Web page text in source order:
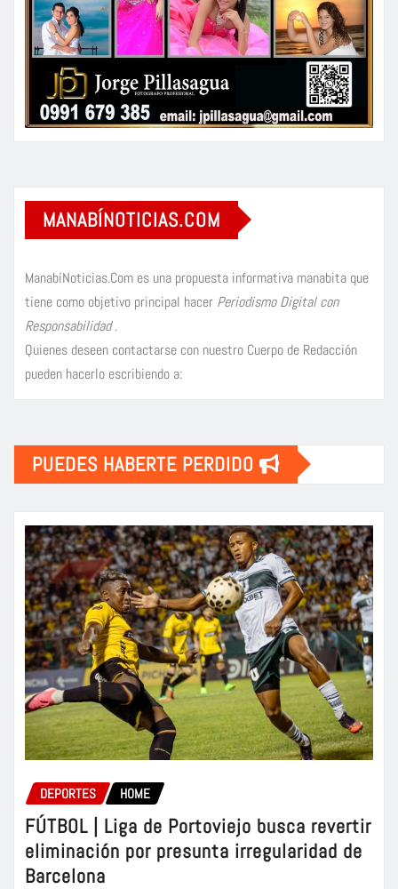
MANABÍNOTICIAS.COM
ManabíNoticias.Com es una propuesta informativa manabita que
tiene como objetivo principal hacer Periodismo Digital con
Responsabilidad.
Quienes deseen contactarse con nuestro Cuerpo de Redacción
pueden hacerlo escribiendo a:
PUEDES HABERTE PERDIDO
DEPORTES HOME
FÚTBOL | Liga de Portoviejo busca revertir
eliminación por presunta irregularidad de
Barcelona